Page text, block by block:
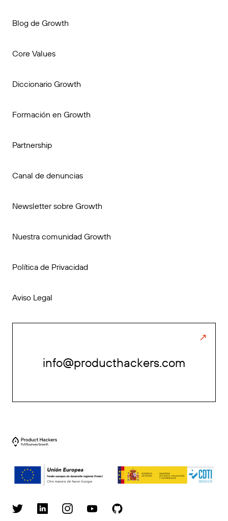
Blog de Growth
Core Values
Diccionario Growth
Formación en Growth
Partnership
Canal de denuncias
Newsletter sobre Growth
Nuestra comunidad Growth
Política de Privacidad
Aviso Legal
info@producthackers.com